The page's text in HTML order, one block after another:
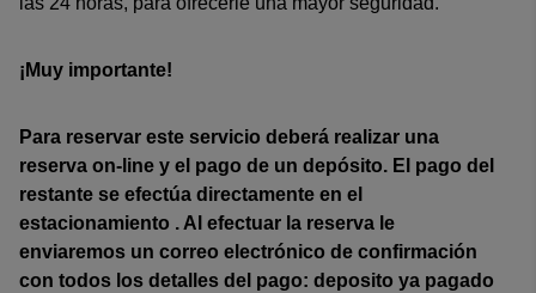
¡Muy importante!
Para reservar este servicio deberá realizar una
reserva on-line y el pago de un depósito. El pago del
restante se efectúa directamente en el
estacionamiento . Al efectuar la reserva le
enviaremos un correo electrónico de confirmación
con todos los detalles del pago: deposito ya pagado